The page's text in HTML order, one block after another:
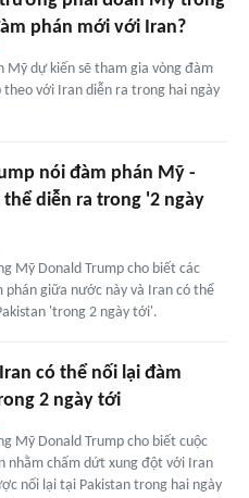
phán mới với Iran?
Mỹ dự kiến sẽ tham gia vòng đàm
theo với Iran diễn ra trong hai ngày
nói đàm phán Mỹ -
thể diễn ra trong '2 ngày
Mỹ Donald Trump cho biết các
phán giữa nước này và Iran có thể
'trong 2 ngày tới'.
có thể nối lại đàm
2 ngày tới
Mỹ Donald Trump cho biết cuộc
nhằm chấm dứt xung đột với Iran
nối lại tại Pakistan trong hai ngày